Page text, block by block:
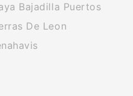
Bajadilla Puertos
De Leon